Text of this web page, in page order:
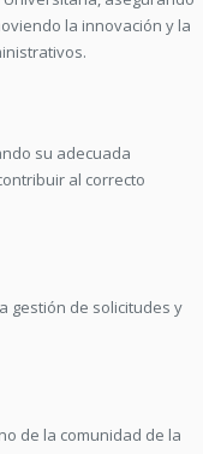
la innovación y la
su adecuada
al correcto
gestión de solicitudes y
de la comunidad de la